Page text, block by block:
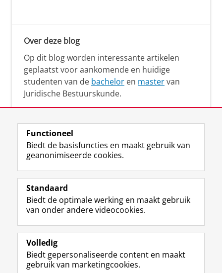
Over deze blog
Op dit blog worden interessante artikelen
geplaatst voor aankomende en huidige
studenten van de bachelor en mastervan
Juridische Bestuurskunde.
Volg de RUG
F
a
e
b
o
p
a
L
i
k
e
I
-
p
R
S
-
f
e
R
I
n
t
r
m
Y
o
T
e
k
Studiekiezers
Alumni
Over ons
Functioneel
Biedt de basisfuncties en maakt gebruik van
geanonimiseerde cookies.
Standaard
Biedt de optimale werking en maakt gebruik
van onder andere videocookies.
Volledig
Biedt gepersonaliseerde content en maakt
gebruik van marketingcookies.